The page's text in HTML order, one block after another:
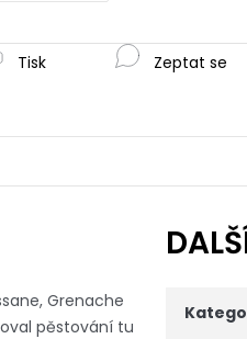
Tisk Zeptat se
Grenache
pěstování tu